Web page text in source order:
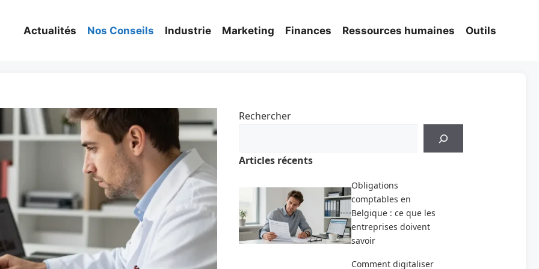
Actualités Nos Conseils Industrie Marketing Finances Ressources humaines Outils
Rechercher
Articles récents
Obligations
comptables en
Belgique : ce que les
entreprises doivent
savoir
Comment digitaliser